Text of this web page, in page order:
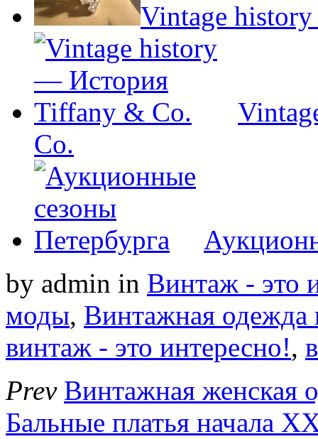
Vintage history
Co.
by admin in Винтаж - это
моды, Винтажная одежда
винтаж - это интересно!,
Prev Винтажная женская
Бальные платья начала